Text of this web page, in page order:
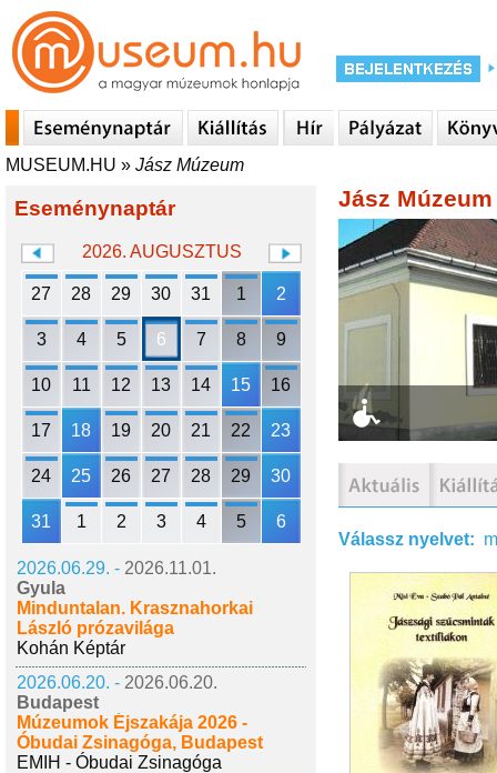
MUSEUM.HU » Jász Múzeum
Eseménynaptár
2026. AUGUSZTUS
27 28 29 30 31 1 2
3 4 5 6 7 8 9
10 11 12 13 14 15 16
17 18 19 20 21 22 23
24 25 26 27 28 29 30
31 1 2 3 4 5 6
2026.06.29. - 2026.11.01.
Gyula
Minduntalan. Krasznahorkai
László prózavilága
Kohán Képtár
2026.06.20. - 2026.06.20.
Budapest
Múzeumok Éjszakája 2026 -
Óbudai Zsinagóga, Budapest
EMIH - Óbudai Zsinagóga
Jász Múzeum
Válassz nyelvet: